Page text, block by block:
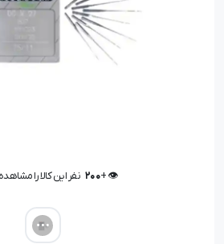
👁️ +
200 نفر این کالا را